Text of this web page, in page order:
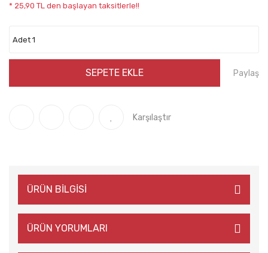
* 25,90 TL den başlayan taksitlerle!!
SEPETE EKLE Paylaş
Karşılaştır
ÜRÜN BİLGİSİ
ÜRÜN YORUMLARI